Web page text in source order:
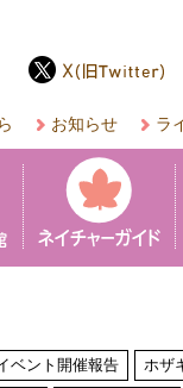
お知らせ ラ
ベント開催報告 ホザ